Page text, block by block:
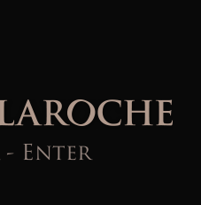
- Enter